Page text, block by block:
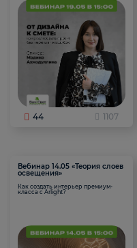
44 1107
Вебинар 14.05 «Теория слоев
освещения»
Как создать интерьер премиум-
класса с Arlight?